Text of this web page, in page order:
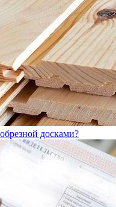
досками?